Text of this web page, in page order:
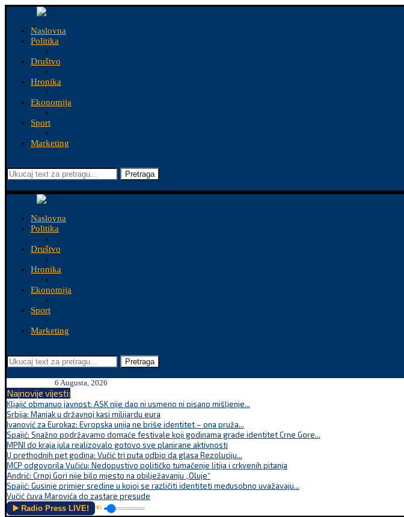
Naslovna
Politika
Društvo
Hronika
Ekonomija
Sport
Marketing
Pretraga
Naslovna
Politika
Društvo
Hronika
Ekonomija
Sport
Marketing
Pretraga
6 Augusta, 2026
Najnovije vijesti:
Kljajić obmanuo javnost: ASK nije dao ni usmeno ni pisano mišljenje...
Srbija: Manjak u državnoj kasi milijardu eura
Ivanović za Eurokaz: Evropska unija ne briše identitet – ona pruža...
Spajić: Snažno podržavamo domaće festivale koji godinama grade identitet Crne Gore...
MPNI do kraja jula realizovalo gotovo sve planirane aktivnosti
U prethodnih pet godina: Vučić tri puta odbio da glasa Rezoluciju...
MCP odgovorila Vučiću: Nedopustivo političko tumačenje litija i crkvenih pitanja
Andrić: Crnoj Gori nije bilo mjesto na obilježavanju „Oluje“
Spajić: Gusinje primjer sredine u kojoj se različiti identiteti međusobno uvažavaju...
Vučić čuva Marovića do zastare presude
▶️ Radio Press LIVE! 🔊